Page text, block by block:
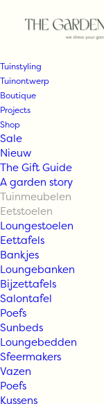
Tuinstyling
Tuinontwerp
Boutique
Projects
Shop
Sale
Nieuw
The Gift Guide
A garden story
Tuinmeubelen
Eetstoelen
Loungestoelen
Eettafels
Bankjes
Loungebanken
Bijzettafels
Salontafel
Poefs
Sunbeds
Loungebedden
Sfeermakers
Vazen
Poefs
Kussens